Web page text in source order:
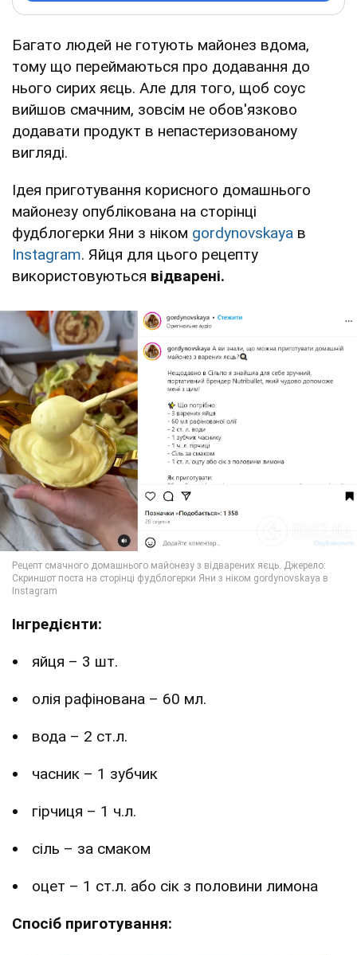
Багато людей не готують майонез вдома,
тому що переймаються про додавання до
нього сирих яєць. Але для того, щоб соус
вийшов смачним, зовсім не обов'язково
додавати продукт в непастеризованому
вигляді.
Ідея приготування корисного домашнього
майонезу опублікована на сторінці
фудблогерки Яни з ніком gordynovskaya в
Instagram. Яйця для цього рецепту
використовуються відварені.
Інгредієнти:
яйця – 3 шт.
олія рафінована – 60 мл.
вода – 2 ст.л.
часник – 1 зубчик
гірчиця – 1 ч.л.
сіль – за смаком
оцет – 1 ст.л. або сік з половини лимона
Спосіб приготування: